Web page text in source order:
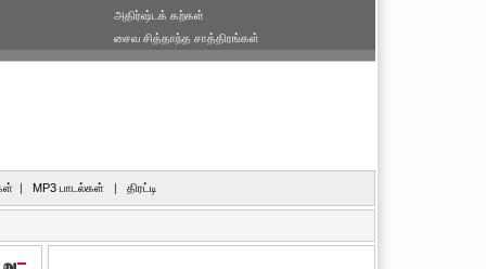
அதிர்ஷ்டக் கற்கள்
சைவ சித்தாந்த சாத்திரங்கள்
| MP3 பாடல்கள் | திரட்டி